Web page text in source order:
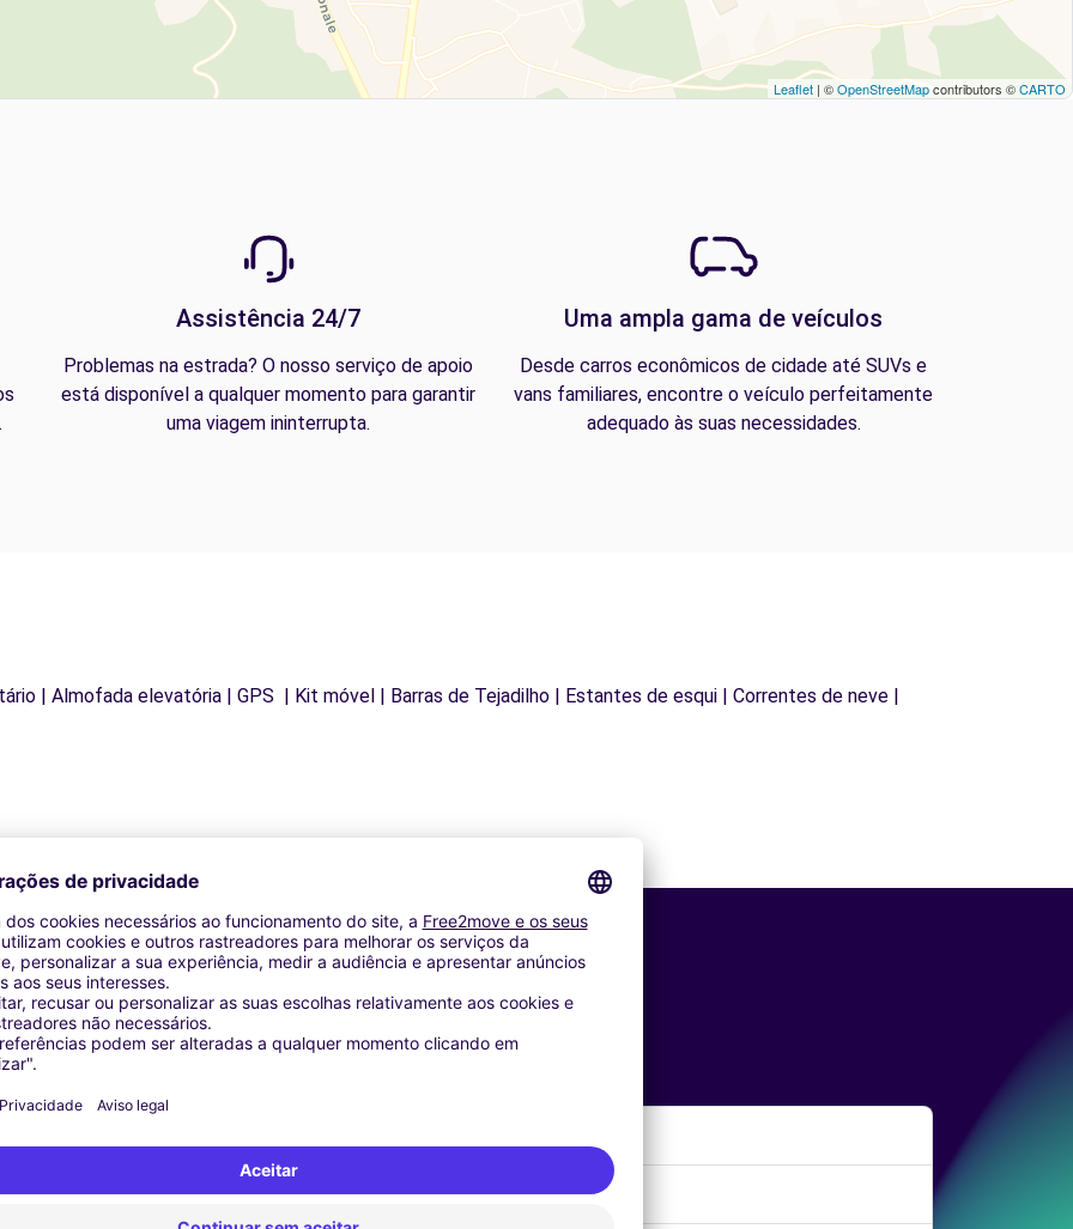
Leaflet | ©OpenStreetMapcontributors ©CARTO
Assistência 24/7
Problemas na estrada? O nosso serviço de apoio
está disponível a qualquer momento para garantir
uma viagem ininterrupta.
Uma ampla gama de veículos
Desde carros econômicos de cidade até SUVs e
vans familiares, encontre o veículo perfeitamente
adequado às suas necessidades.
| Almofada elevatória | GPS | Kit móvel | Barras de Tejadilho | Estantes de esqui | Correntes de neve |
Agências similares
(C)